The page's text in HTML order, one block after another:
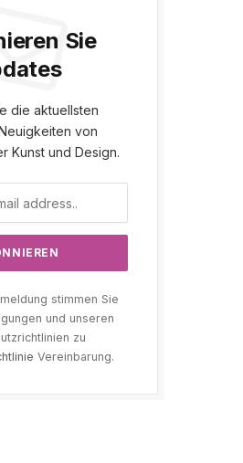
Sie
die aktuellsten
von
Kunst und Design.
stimmen Sie
und unseren
zu
Vereinbarung.